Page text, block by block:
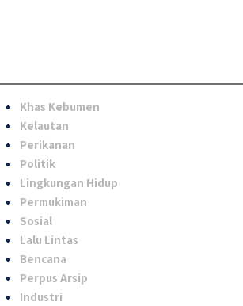
Khas Kebumen
Kelautan
Perikanan
Politik
Lingkungan Hidup
Permukiman
Sosial
Lalu Lintas
Bencana
Perpus Arsip
Industri